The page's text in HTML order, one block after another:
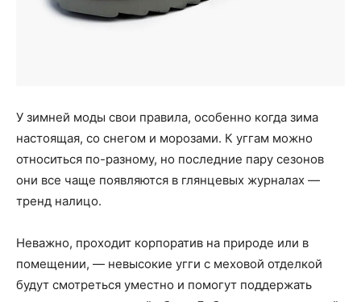
У зимней моды свои правила, особенно когда зима
настоящая, со снегом и морозами. К уггам можно
относиться по-разному, но последние пару сезонов
они все чаще появляются в глянцевых журналах —
тренд налицо.
Неважно, проходит корпоратив на природе или в
помещении, — невысокие угги с меховой отделкой
будут смотреться уместно и помогут поддержать